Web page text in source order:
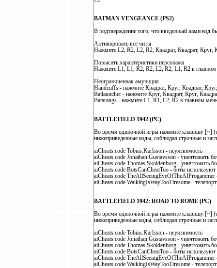
BATMAN VENGEANCE (PS2)
В подтверждение того, что введенный вами код
Активировать все читы
Нажмите L2, R2, L2, R2, Квадрат, Квадрат, Круг,
Повысить характеристики персонажа
Нажмите L1, L1, R2, R2, L2, R2, L1, R2 в
Неограниченная амуниция
Handcuffs - нажмите Квадрат, Круг, Квадрат,
Batlauncher - нажмите Круг, Квадрат, Круг,
Batarangs - нажмите L1, R1, L2, R2 в главном
BATTLEFIELD 1942 (PC)
Во время одиночной игры нажмите клавишу [~]
нижеприведенные коды, соблюдая строчные и
aiCheats.code Tobias.Karlsson - неуязвимость
aiCheats.code Jonathan.Gustavsson - уничтожить
aiCheats.code Thomas.Skoldenborg - уничтожить
aiCheats.code BotsCanCheatToo - боты
aiCheats.code TheAllSeeingEyeOfTheAIProgammer
aiCheats.code WalkingIsWayTooTiresome -
BATTLEFIELD 1942: ROAD TO ROME (PC)
Во время одиночной игры нажмите клавишу [~]
нижеприведенные коды, соблюдая строчные и
aiCheats.code Tobias.Karlsson - неуязвимость
aiCheats.code Jonathan.Gustavsson - уничтожить
aiCheats.code Thomas.Skoldenborg - уничтожить
aiCheats.code BotsCanCheatToo - боты
aiCheats.code TheAllSeeingEyeOfTheAIProgammer
aiCheats.code WalkingIsWayTooTiresome -